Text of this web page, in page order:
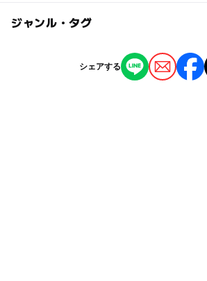
レンタル品：子供用ライフジャケット
プールサイドでの飲食：可
駐車場あり
ー 託児所
ジャンル・タグ
シェアする